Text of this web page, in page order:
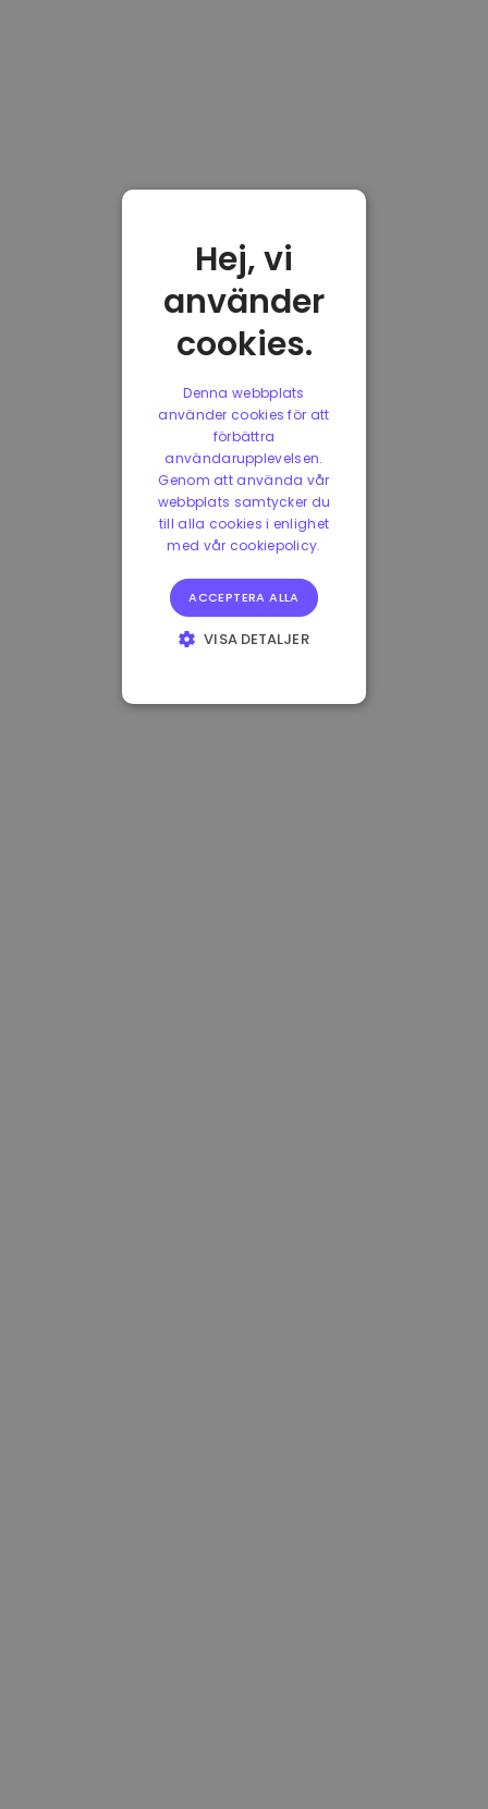
Hej, vi
använder
cookies.
Denna webbplats
använder cookies för att
förbättra
användarupplevelsen.
Genom att använda vår
webbplats samtycker du
till alla cookies i enlighet
med vår cookiepolicy.
ACCEPTERA ALLA
VISA DETALJER